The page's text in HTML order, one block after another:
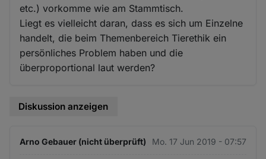
etc.) vorkomme wie am Stammtisch.
Liegt es vielleicht daran, dass es sich um Einzelne
handelt, die beim Themenbereich Tierethik ein
persönliches Problem haben und die
überproportional laut werden?
Diskussion anzeigen
Arno Gebauer (nicht überprüft) Mo. 17 Jun 2019 - 07:57